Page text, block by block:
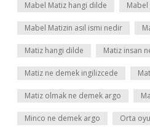
Mabel Matiz hangi dilde Mabel
Mabel Matizin asıl ismi nedir
Matiz hangi dilde Matiz insan
Matiz ne demek ingilizcede
Matiz olmak ne demek argo
Minco ne demek argo Orta